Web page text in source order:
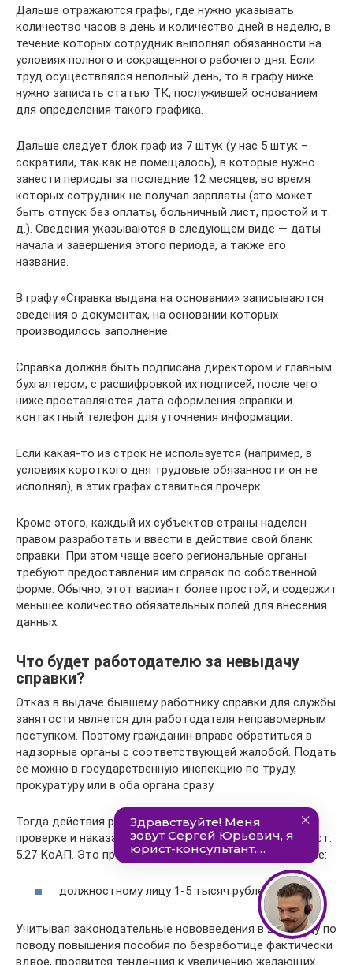
Дальше отражаются графы, где нужно указывать
количество часов в день и количество дней в неделю, в
течение которых сотрудник выполнял обязанности на
условиях полного и сокращенного рабочего дня. Если
труд осуществлялся неполный день, то в графу ниже
нужно записать статью ТК, послужившей основанием
для определения такого графика.
Дальше следует блок граф из 7 штук (у нас 5 штук –
сократили, так как не помещалось), в которые нужно
занести периоды за последние 12 месяцев, во время
которых сотрудник не получал зарплаты (это может
быть отпуск без оплаты, больничный лист, простой и т.
д.). Сведения указываются в следующем виде — даты
начала и завершения этого периода, а также его
название.
В графу «Справка выдана на основании» записываются
сведения о документах, на основании которых
производилось заполнение.
Справка должна быть подписана директором и главным
бухгалтером, с расшифровкой их подписей, после чего
ниже проставляются дата оформления справки и
контактный телефон для уточнения информации.
Если какая-то из строк не используется (например, в
условиях короткого дня трудовые обязанности он не
исполнял), в этих графах ставиться прочерк.
Кроме этого, каждый их субъектов страны наделен
правом разработать и ввести в действие свой бланк
справки. При этом чаще всего региональные органы
требуют предоставления им справок по собственной
форме. Обычно, этот вариант более простой, и содержит
меньшее количество обязательных полей для внесения
данных.
Что будет работодателю за невыдачу
справки?
Отказ в выдаче бывшему работнику справки для службы
занятости является для работодателя неправомерным
поступком. Поэтому гражданин вправе обратиться в
надзорные органы с соответствующей жалобой. Подать
ее можно в государственную инспекцию по труду,
прокуратуру или в оба органа сразу.
Тогда действия работодателя будут подвергнуты
проверке и наказанию в соответствии с нормами п. 1 ст.
5.27 КоАП. Это предупреждение или штрафы в размере:
должностному лицу 1-5 тысяч рублей.
Учитывая законодательные нововведения в 2021 году по
поводу повышения пособия по безработице фактически
вдвое, проявится тенденция к увеличению желающих